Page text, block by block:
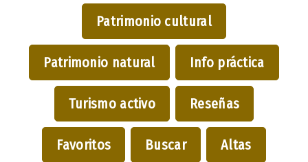
Patrimonio cultural
Patrimonio natural Info práctica
Turismo activo Reseñas
Favoritos Buscar Altas